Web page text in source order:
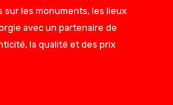
sur les monuments, les lieux
avec un partenaire de
la qualité et des prix